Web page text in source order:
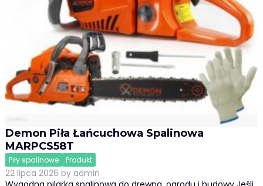
Demon Piła Łańcuchowa Spalinowa
MARPCS58T
Piły spalinowe Produkt
22 lipca 2026 by admin